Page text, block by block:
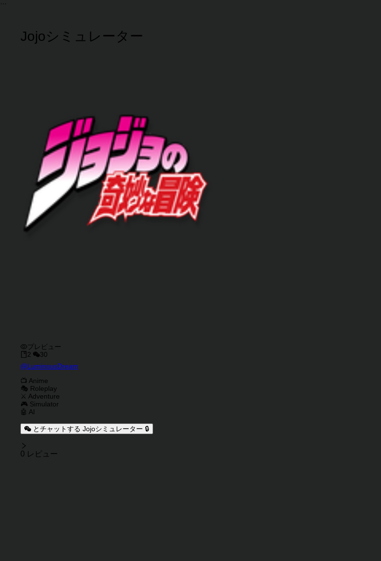
Jojoシミュレーター
プレビュー
2
30
キャラクタークリエイター
@LuminousDream
キャラクター説明
キャラクタータグ
📺 Anime
🎭 Roleplay
⚔️ Adventure
🎮 Simulator
🤖 AI
とチャットする Jojoシミュレーター 🔒
レビュー
0 レビュー